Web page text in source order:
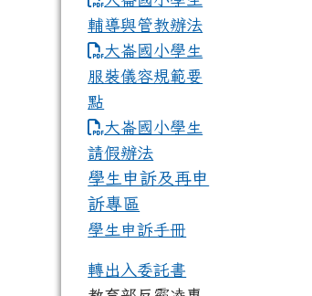
輔導與管教辦法
大崙國小學生
服裝儀容規範要
點
link to https://
大崙國小學生
請假辦法
學生申訴及再申
訴專區
學生申訴手冊
轉出入委託書